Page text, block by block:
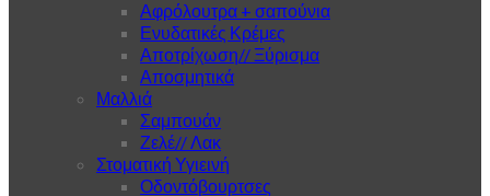
Αφρόλουτρα + σαπούνια
Ενυδατικές Κρέμες
Αποτρίχωση// Ξύρισμα
Αποσμητικά
Μαλλιά
Σαμπουάν
Ζελέ// Λακ
Στοματική Υγιεινή
Οδοντόβουρτσες